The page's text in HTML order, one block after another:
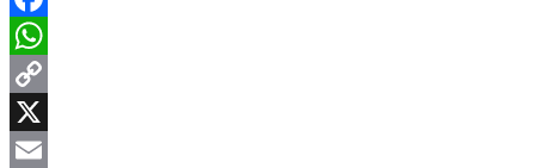
Facebook
WhatsApp
Copy
Link
X